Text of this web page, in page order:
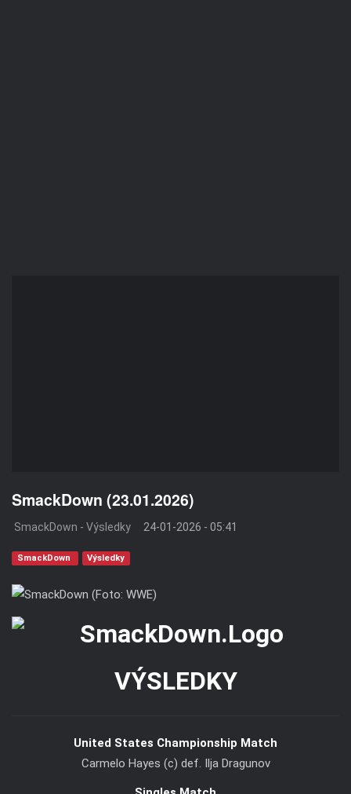
SmackDown (23.01.2026)
SmackDown - Výsledky 24-01-2026 - 05:41
SmackDown Výsledky
VÝSLEDKY
United States Championship Match
Carmelo Hayes (c) def. Ilja Dragunov